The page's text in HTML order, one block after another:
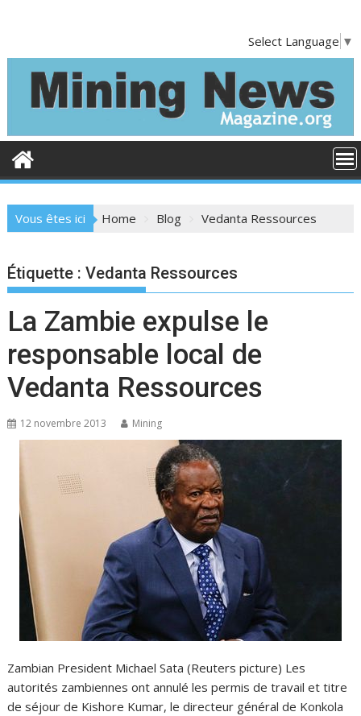
o
t
Select Language ▼
Vous êtes ici Home Blog Vedanta Ressources
Étiquette :Vedanta Ressources
La Zambie expulse le
responsable local de
Vedanta Ressources
12 novembre 2013 Mining
Zambian President Michael Sata (Reuters picture) Les
autorités zambiennes ont annulé les permis de travail et titre
de séjour de Kishore Kumar, le directeur général de Konkola